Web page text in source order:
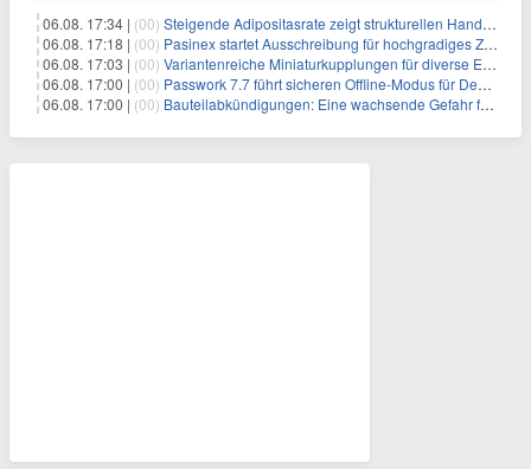
06.08. 17:34 | (00) Steigende Adipositasrate zeigt strukturellen Handlungsbedarf bei der Ernährung schulpflichtiger Kinder
06.08. 17:18 | (00) Pasinex startet Ausschreibung für hochgradiges Zinksulfidkonzentrat mit Germanium- und Silbergehalten und stellt ein Betriebsupdate bereit
06.08. 17:03 | (00) Variantenreiche Miniaturkupplungen für diverse Einsatzbereiche
06.08. 17:00 | (00) Passwork 7.7 führt sicheren Offline-Modus für Desktop- und Mobile-Apps ein
06.08. 17:00 | (00) Bauteilabkündigungen: Eine wachsende Gefahr für industrielle Elektroniksysteme